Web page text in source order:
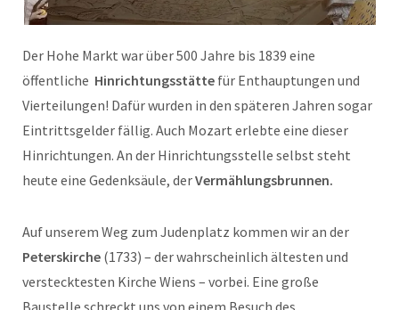
Der Hohe Markt war über 500 Jahre bis 1839 eine
öffentliche Hinrichtungsstätte für Enthauptungen und
Vierteilungen! Dafür wurden in den späteren Jahren sogar
Eintrittsgelder fällig. Auch Mozart erlebte eine dieser
Hinrichtungen. An der Hinrichtungsstelle selbst steht
heute eine Gedenksäule, derVermählungsbrunnen.
Auf unserem Weg zum Judenplatz kommen wir an der
Peterskirche (1733) – der wahrscheinlich ältesten und
verstecktesten Kirche Wiens – vorbei. Eine große
Baustelle schreckt uns von einem Besuch des